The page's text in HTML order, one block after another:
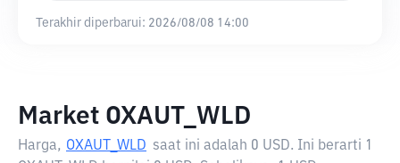
Terakhir diperbarui: 2026/08/08 14:00
Market OXAUT_WLD
Harga, OXAUT_WLD saat ini adalah 0 USD. Ini berarti 1